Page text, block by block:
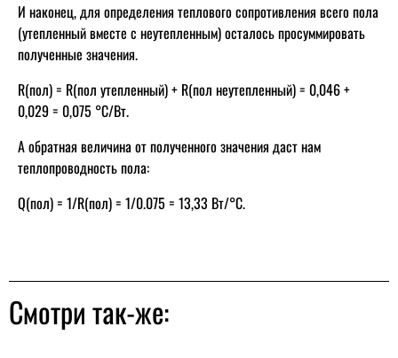
И наконец, для определения теплового сопротивления всего пола
(утепленный вместе с неутепленным) осталось просуммировать
полученные значения.
R(пол) = R(пол утепленный) + R(пол неутепленный) = 0,046 +
0,029 = 0,075 °С/Вт.
А обратная величина от полученного значения даст нам
теплопроводность пола:
Q(пол) = 1/R(пол) = 1/0.075 = 13,33 Вт/°C.
Смотри так-же: